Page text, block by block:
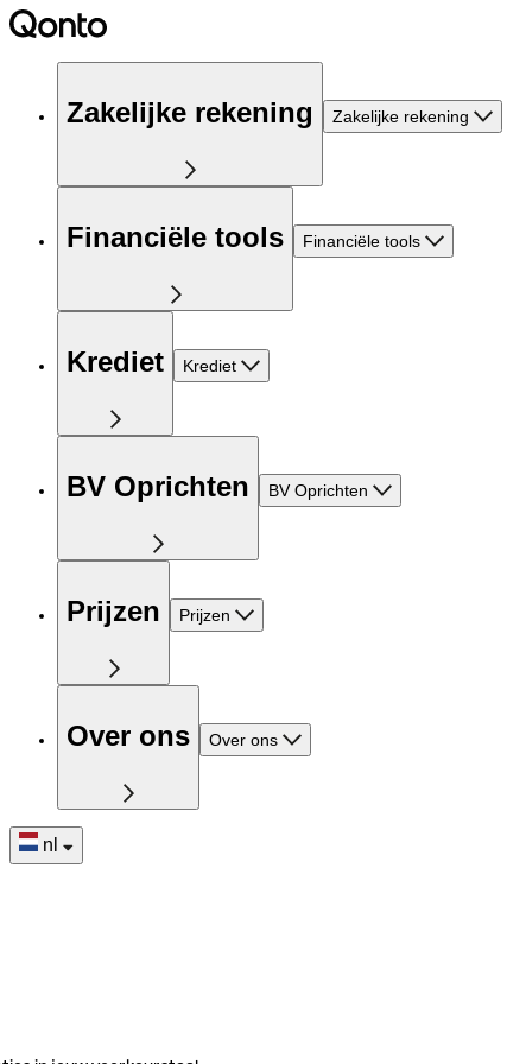
Zakelijke rekening Zakelijke rekening
Financiële tools Financiële tools
Krediet Krediet
BV Oprichten BV Oprichten
Prijzen Prijzen
Over ons Over ons
nl